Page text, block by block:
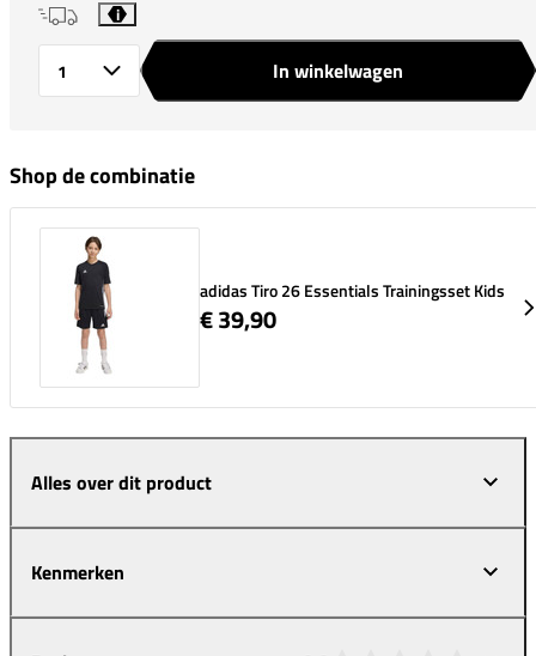
i
In winkelwagen
Shop de combinatie
adidas Tiro 26 Essentials Trainingsset Kids
€ 39,90
Alles over dit product
Kenmerken